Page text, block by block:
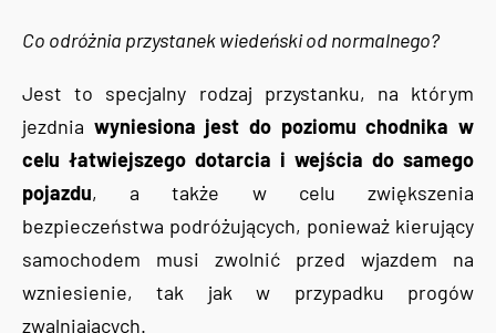
Co odróżnia przystanek wiedeński od normalnego?
Jest to specjalny rodzaj przystanku, na którym
jezdnia wyniesiona jest do poziomu chodnika w
celu łatwiejszego dotarcia i wejścia do samego
pojazdu, a także w celu zwiększenia
bezpieczeństwa podróżujących, ponieważ kierujący
samochodem musi zwolnić przed wjazdem na
wzniesienie, tak jak w przypadku progów
zwalniających.